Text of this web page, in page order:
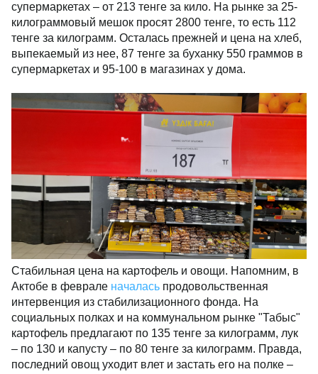
супермаркетах – от 213 тенге за кило. На рынке за 25-
килограммовый мешок просят 2800 тенге, то есть 112
тенге за килограмм. Осталась прежней и цена на хлеб,
выпекаемый из нее, 87 тенге за буханку 550 граммов в
супермаркетах и 95-100 в магазинах у дома.
Стабильная цена на картофель и овощи. Напомним, в
Актобе в феврале началась продовольственная
интервенция из стабилизационного фонда. На
социальных полках и на коммунальном рынке "Табыс"
картофель предлагают по 135 тенге за килограмм, лук
– по 130 и капусту – по 80 тенге за килограмм. Правда,
последний овощ уходит влет и застать его на полке –